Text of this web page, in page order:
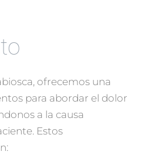
ofrecemos una
para abordar el dolor
a la causa
Estos